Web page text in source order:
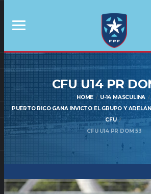
CFU U14 PR
HOME
U-14 MASCULINA
PUERTO RICO GANA INVICTO EL GRUPO Y
CFU
CFU U14 PR DOM 53